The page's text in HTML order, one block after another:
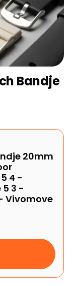
rij gezet.
het beste bij
Bandje
20mm
4 -
3 -
Vivomove